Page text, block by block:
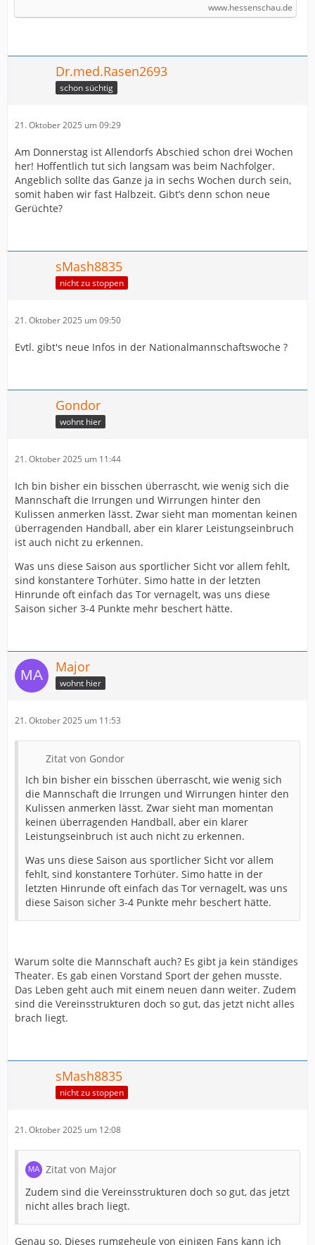
www.hessenschau.de
Dr.med.Rasen2693
schon süchtig
21. Oktober 2025 um 09:29
Am Donnerstag ist Allendorfs Abschied schon drei Wochen
her! Hoffentlich tut sich langsam was beim Nachfolger.
Angeblich sollte das Ganze ja in sechs Wochen durch sein,
somit haben wir fast Halbzeit. Gibt’s denn schon neue
Gerüchte?
sMash8835
nicht zu stoppen
21. Oktober 2025 um 09:50
Evtl. gibt's neue Infos in der Nationalmannschaftswoche ?
Gondor
wohnt hier
21. Oktober 2025 um 11:44
Ich bin bisher ein bisschen überrascht, wie wenig sich die
Mannschaft die Irrungen und Wirrungen hinter den
Kulissen anmerken lässt. Zwar sieht man momentan keinen
überragenden Handball, aber ein klarer Leistungseinbruch
ist auch nicht zu erkennen.
Was uns diese Saison aus sportlicher Sicht vor allem fehlt,
sind konstantere Torhüter. Simo hatte in der letzten
Hinrunde oft einfach das Tor vernagelt, was uns diese
Saison sicher 3-4 Punkte mehr beschert hätte.
Major
wohnt hier
21. Oktober 2025 um 11:53
Zitat von Gondor
Ich bin bisher ein bisschen überrascht, wie wenig sich
die Mannschaft die Irrungen und Wirrungen hinter den
Kulissen anmerken lässt. Zwar sieht man momentan
keinen überragenden Handball, aber ein klarer
Leistungseinbruch ist auch nicht zu erkennen.
Was uns diese Saison aus sportlicher Sicht vor allem
fehlt, sind konstantere Torhüter. Simo hatte in der
letzten Hinrunde oft einfach das Tor vernagelt, was uns
diese Saison sicher 3-4 Punkte mehr beschert hätte.
Warum solte die Mannschaft auch? Es gibt ja kein ständiges
Theater. Es gab einen Vorstand Sport der gehen musste.
Das Leben geht auch mit einem neuen dann weiter. Zudem
sind die Vereinsstrukturen doch so gut, das jetzt nicht alles
brach liegt.
sMash8835
nicht zu stoppen
21. Oktober 2025 um 12:08
Zitat von Major
Zudem sind die Vereinsstrukturen doch so gut, das jetzt
nicht alles brach liegt.
Genau so. Dieses rumgeheule von einigen Fans kann ich